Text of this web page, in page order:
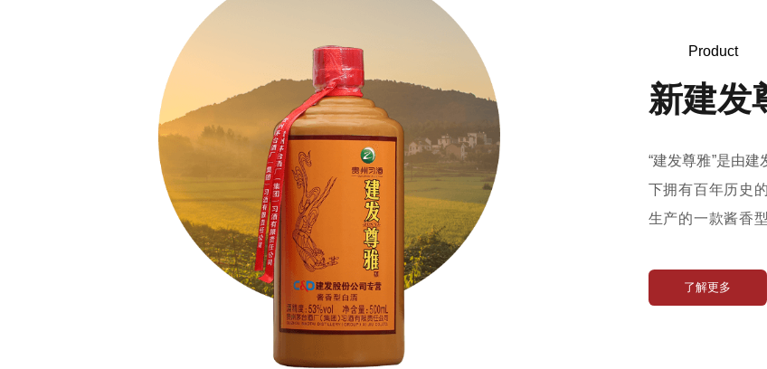
Product
新建发
“建发尊雅”是由
下拥有百年历史
生产的一款酱香
当地优质糯高粱，
工艺潜心酿造，
了解更多